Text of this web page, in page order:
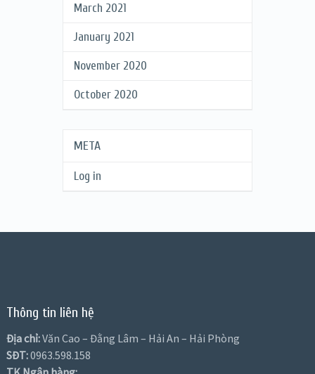
March 2021
January 2021
November 2020
October 2020
META
Log in
Thông tin liên hệ
Địa chỉ:Văn Cao – Đằng Lâm – Hải An – Hải Phòng
SĐT:0963.598.158